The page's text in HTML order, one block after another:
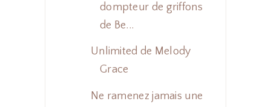
dompteur de griffons
de Be...
Unlimited de Melody
Grace
Ne ramenez jamais une